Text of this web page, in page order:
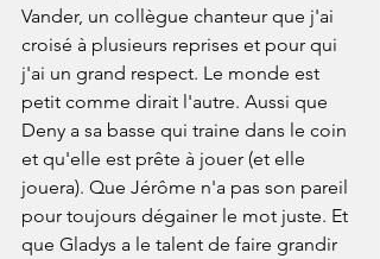
Vander, un collègue chanteur que j'ai
croisé à plusieurs reprises et pour qui
j'ai un grand respect. Le monde est
petit comme dirait l'autre. Aussi que
Deny a sa basse qui traine dans le coin
et qu'elle est prête à jouer (et elle
jouera). Que Jérôme n'a pas son pareil
pour toujours dégainer le mot juste. Et
que Gladys a le talent de faire grandir